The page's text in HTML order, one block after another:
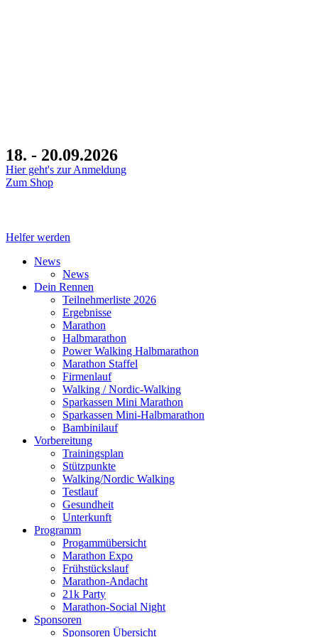
18. - 20.09.2026
Hier geht's zur Anmeldung
Zum Shop
Helfer werden
News
News
Dein Rennen
Teilnehmerliste 2026
Ergebnisse
Marathon
Halbmarathon
Power Walking Halbmarathon
Marathon Staffel
Firmenlauf
Walking / Nordic-Walking
Sparkassen Mini Marathon
Sparkassen Mini-Halbmarathon
Bambinilauf
Vorbereitung
Trainingsplan
Stützpunkte
Walking/Nordic Walking
Testlauf
Gesundheit
Unterkunft
Programm
Progammübersicht
Marathon Expo
Frühstückslauf
Marathon-Andacht
21k Party
Marathon-Social Night
Sponsoren
Sponsoren Übersicht